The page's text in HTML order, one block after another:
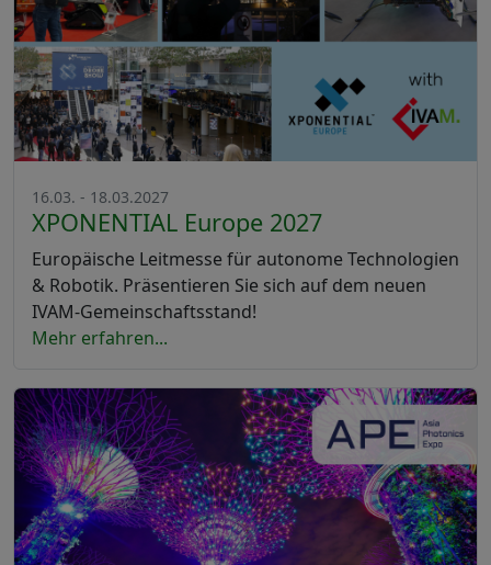
16.03. - 18.03.2027
XPONENTIAL Europe 2027
Europäische Leitmesse für autonome Technologien
& Robotik. Präsentieren Sie sich auf dem neuen
IVAM-Gemeinschaftsstand!
Mehr erfahren...